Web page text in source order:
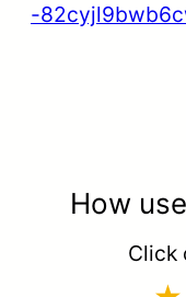
-
How
Click